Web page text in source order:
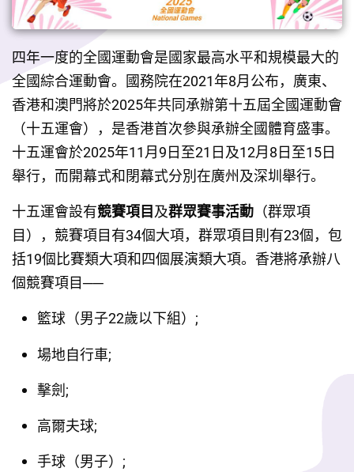
四年一度的全國運動會是國家最高水平和規模最大的
全國綜合運動會。國務院在2021年8月公布，廣東、
香港和澳門將於2025年共同承辦第十五屆全國運動會
（十五運會），是香港首次參與承辦全國體育盛事。
十五運會於2025年11月9日至21日及12月8日至15日
舉行，而開幕式和閉幕式分別在廣州及深圳舉行。
十五運會設有競賽項目及群眾賽事活動 （群眾項
目），競賽項目有34個大項，群眾項目則有23個，包
括19個比賽類大項和四個展演類大項。香港將承辦八
個競賽項目──
籃球（男子22歲以下組）;
場地自行車;
擊劍;
高爾夫球;
手球（男子）;